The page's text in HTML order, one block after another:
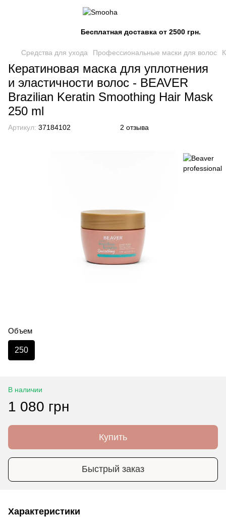
Бесплатная доставка от 2500 грн.
Средства для ухода Профессиональные маски для волос
Кератиновая маска для уплотнения
и эластичности волос - BEAVER
Brazilian Keratin Smoothing Hair Mask
250 ml
Артикул: 37184102 2 отзыва
Объем
250
В наличии
1 080 грн
Купить
Быстрый заказ
Характеристики